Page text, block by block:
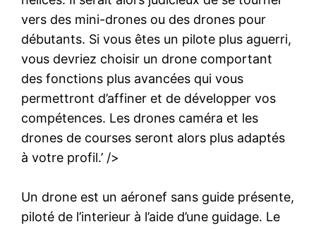
vers des mini-drones ou des drones pour
débutants. Si vous êtes un pilote plus aguerri,
vous devriez choisir un drone comportant
des fonctions plus avancées qui vous
permettront d’affiner et de développer vos
compétences. Les drones caméra et les
drones de courses seront alors plus adaptés
à votre profil.’ />
Un drone est un aéronef sans guide présente,
piloté de l’interieur à l’aide d’une guidage. Le